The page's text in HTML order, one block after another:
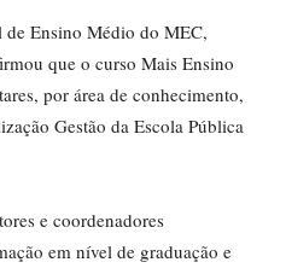
de Ensino Médio do MEC,
que o curso Mais Ensino
por área de conhecimento,
Gestão da Escola Pública
e coordenadores
em nível de graduação e